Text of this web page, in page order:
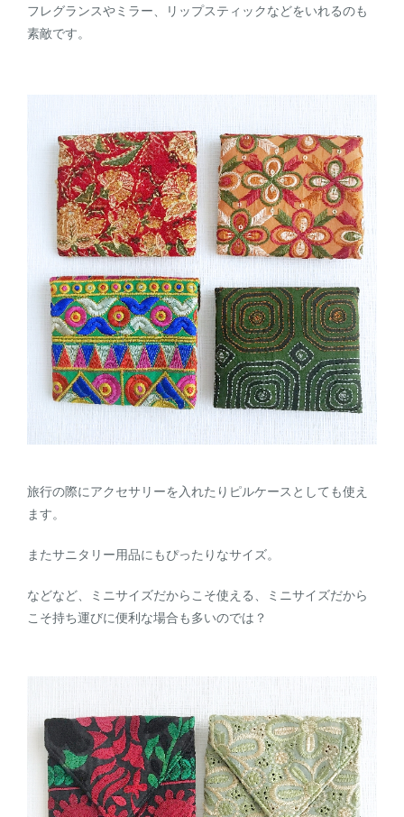
フレグランスやミラー、リップスティックなどをいれるのも
素敵です。
旅行の際にアクセサリーを入れたりピルケースとしても使え
ます。
またサニタリー用品にもぴったりなサイズ。
などなど、ミニサイズだからこそ使える、ミニサイズだから
こそ持ち運びに便利な場合も多いのでは？